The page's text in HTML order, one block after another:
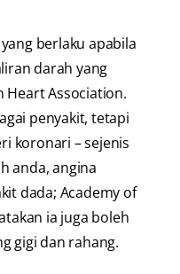
berlaku apabila
darah yang
Association.
penyakit, tetapi
koronari – sejenis
anda, angina
dada; Academy of
ia juga boleh
gigi dan rahang.